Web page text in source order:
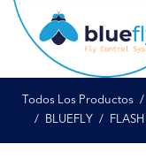
Todos Los Productos
BLUEFLY